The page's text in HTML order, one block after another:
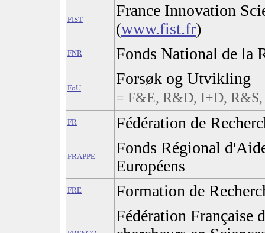
FIST
France Innovation
(www.fist.fr)
FNR Fonds National de la
FoU
Forsøk og Utvikling
= F&E, R&D, I+D,
FR Fédération de
FRAPPE
Fonds Régional
Européens
FRE Formation de
Fédération Française